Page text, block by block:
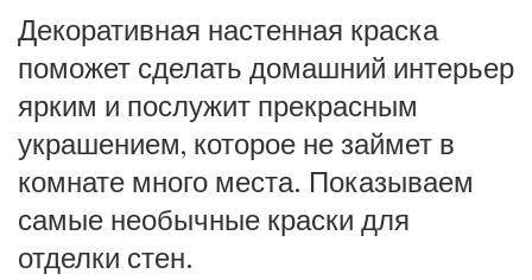
Декоративная настенная краска
поможет сделать домашний интерьер
ярким и послужит прекрасным
украшением, которое не займет в
комнате много места. Показываем
самые необычные краски для
отделки стен.